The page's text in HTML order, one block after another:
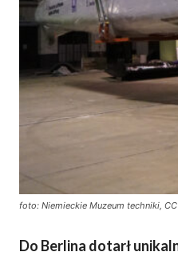
foto: Niemieckie Muzeum techniki,
Do Berlina dotarł